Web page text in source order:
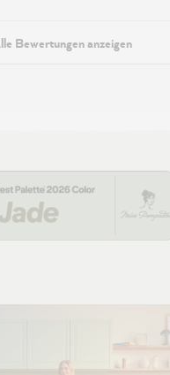
Bewertungen anzeigen